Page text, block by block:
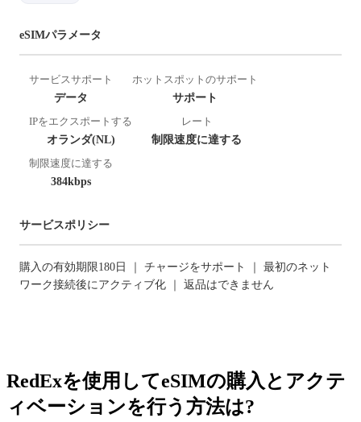
eSIMパラメータ
サービスサポート
データ
ホットスポットのサポート
サポート
IPをエクスポートする
オランダ(NL)
レート
制限速度に達する
制限速度に達する
384kbps
サービスポリシー
購入の有効期限180日 ｜ チャージをサポート ｜ 最初のネット
ワーク接続後にアクティブ化 ｜ 返品はできません
RedExを使用してeSIMの購入とアクテ
ィベーションを行う方法は?